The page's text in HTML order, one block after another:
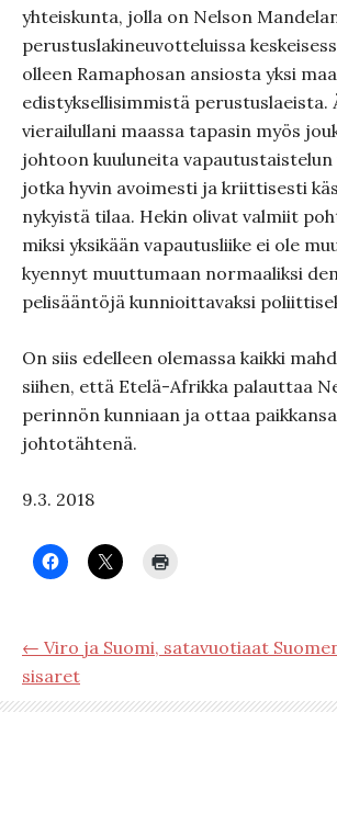
yhteiskunta, jolla on Nelson
perustuslakineuvotteluissa
olleen Ramaphosan ansiosta yksi
edistyksellisimmistä perustuslaeista.
vierailullani maassa tapasin myös
johtoon kuuluneita
jotka hyvin avoimesti ja kriittisesti
nykyistä tilaa. Hekin olivat valmiit
miksi yksikään vapautusliike ei ole
kyennyt muuttumaan normaaliksi
pelisääntöjä kunnioittavaksi
On siis edelleen olemassa kaikki
siihen, että Etelä-Afrikka palauttaa
perinnön kunniaan ja ottaa
johtotähtenä.
9.3. 2018
← Viro ja Suomi, satavuotiaat
sisaret